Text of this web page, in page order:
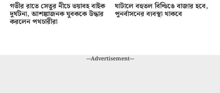
গভীর রাতে সেতুর নীচে ভয়াবহ বাইক
দুর্ঘটনা, আশঙ্কাজনক যুবককে উদ্ধার
করলেন পথচারীরা
ঘাটালে বহুতল বিল্ডিঙে বাজার হবে,
পুনর্বাসনের ব্যবস্থা থাকবে
---Advertisement---